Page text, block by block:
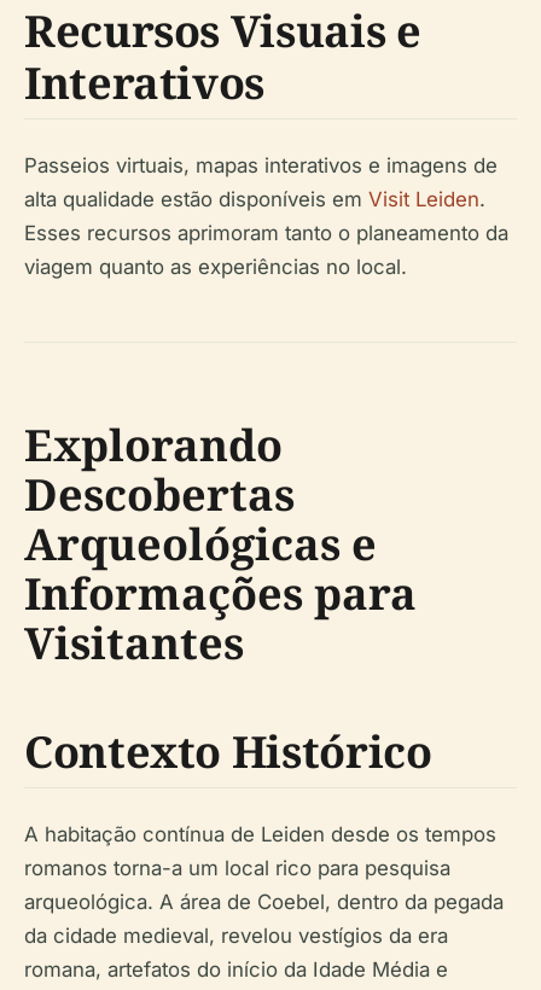
Recursos Visuais e
Interativos
Passeios virtuais, mapas interativos e imagens de
alta qualidade estão disponíveis em Visit Leiden.
Esses recursos aprimoram tanto o planeamento da
viagem quanto as experiências no local.
Explorando
Descobertas
Arqueológicas e
Informações para
Visitantes
Contexto Histórico
A habitação contínua de Leiden desde os tempos
romanos torna-a um local rico para pesquisa
arqueológica. A área de Coebel, dentro da pegada
da cidade medieval, revelou vestígios da era
romana, artefatos do início da Idade Média e